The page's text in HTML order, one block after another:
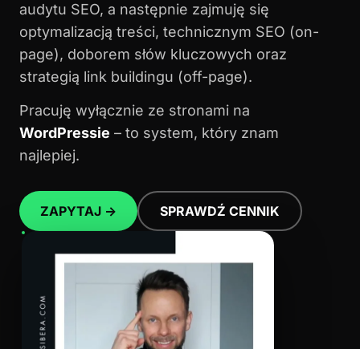
audytu SEO, a następnie zajmuję się
optymalizacją treści, technicznym SEO (on-
page), doborem słów kluczowych oraz
strategią link buildingu (off-page).
Pracuję wyłącznie ze stronami na
WordPressie – to system, który znam
najlepiej.
ZAPYTAJ → SPRAWDŹ CENNIK